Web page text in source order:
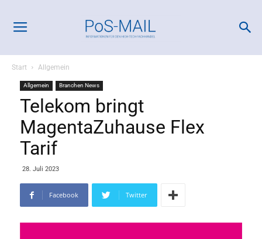
Start Allgemein
Allgemein Branchen News
Telekom bringt
MagentaZuhause Flex
Tarif
28. Juli 2023
Facebook Twitter